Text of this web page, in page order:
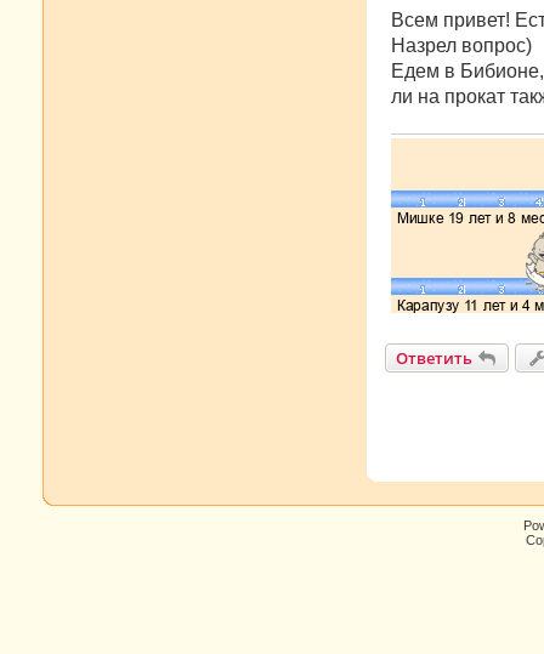
о
б
щ
е
н
и
Всем привет!
Назрел вопрос)
Едем в
ли на прокат
Ответить